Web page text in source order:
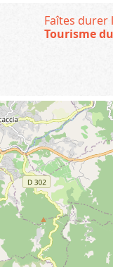
Faîtes durer
Tourisme